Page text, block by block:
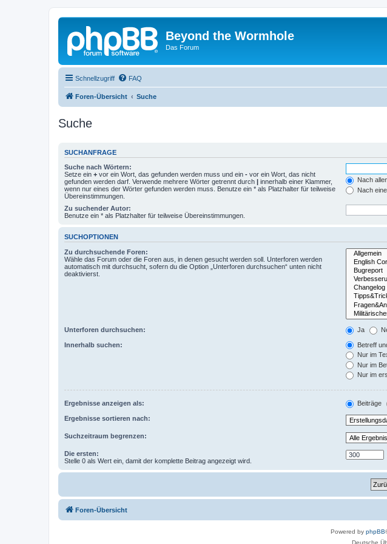
Beyond the Wormhole
Das Forum
Schnellzugriff FAQ
Foren-Übersicht Suche
Suche
SUCHANFRAGE
Suche nach Wörtern:
Setze ein + vor ein Wort, das gefunden werden muss und ein - vor ein Wort, das nicht
gefunden werden darf. Verwende mehrere Wörter getrennt durch | innerhalb einer Klammer,
wenn nur eines der Wörter gefunden werden muss. Benutze ein * als Platzhalter für teilweise
Übereinstimmungen.
Nach
Nach
Zu suchender Autor:
Benutze ein * als Platzhalter für teilweise Übereinstimmungen.
SUCHOPTIONEN
Zu durchsuchende Foren:
Wähle das Forum oder die Foren aus, in denen gesucht werden soll. Unterforen werden
automatisch mit durchsucht, sofern du die Option „Unterforen durchsuchen“ unten nicht
deaktivierst.
Unterforen durchsuchen: Ja
Innerhalb suchen:
Betreff
Nur im
Nur im
Nur im
Ergebnisse anzeigen als: Beiträge
Ergebnisse sortieren nach:
Suchzeitraum begrenzen:
Die ersten:
Stelle 0 als Wert ein, damit der komplette Beitrag angezeigt wird.
Foren-Übersicht
Powered by phpBB
Deutsche